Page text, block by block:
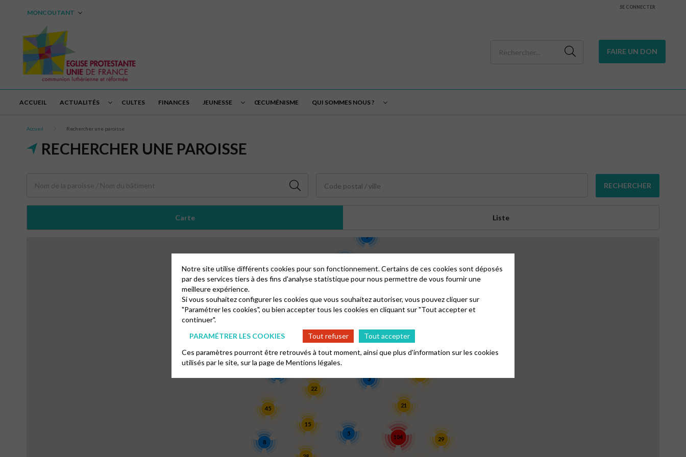
MONCOUTANT
SE CONNECTER
FAIRE UN DON
ACCUEIL ACTUALITÉS CULTES FINANCES JEUNESSE ŒCUMÉNISME QUI SOMMES NOUS ?
Accueil Rechercher une paroisse
RECHERCHER UNE PAROISSE
Code postal / ville RECHERCHER
Carte Liste
45
22
104 29
10
98
20
9
15
8
5
9
17
8
4
2
8
21
3
Notre site utilise différents cookies pour son fonctionnement. Certains de ces cookies sont déposés
par des services tiers à des fins d'analyse statistique pour nous permettre de vous fournir une
meilleure expérience.
Si vous souhaitez configurer les cookies que vous souhaitez autoriser, vous pouvez cliquer sur
"Paramétrer les cookies", ou bien accepter tous les cookies en cliquant sur "Tout accepter et
continuer".
PARAMÉTRER LES COOKIES
Tout refuser
Tout accepter
Ces paramètres pourront être retrouvés à tout moment, ainsi que plus d'information sur les cookies
utilisés par le site, sur la page deMentions légales.